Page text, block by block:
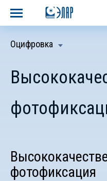
Оцифровка
фотофиксация